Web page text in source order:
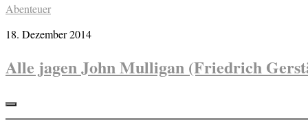
Abenteuer
18. Dezember 2014
Alle jagen John Mulligan (Friedrich